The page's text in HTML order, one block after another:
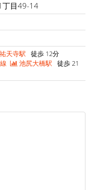
丁目49-14
祐天寺駅 徒歩 12分
池尻大橋駅 徒歩 21